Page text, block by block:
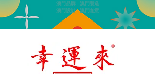
澳門品牌 澳門製造
澳門設計 澳門創意